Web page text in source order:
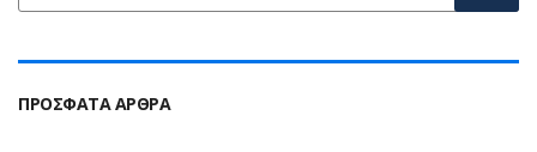
ΠΡΌΣΦΑΤΑ ΆΡΘΡΑ